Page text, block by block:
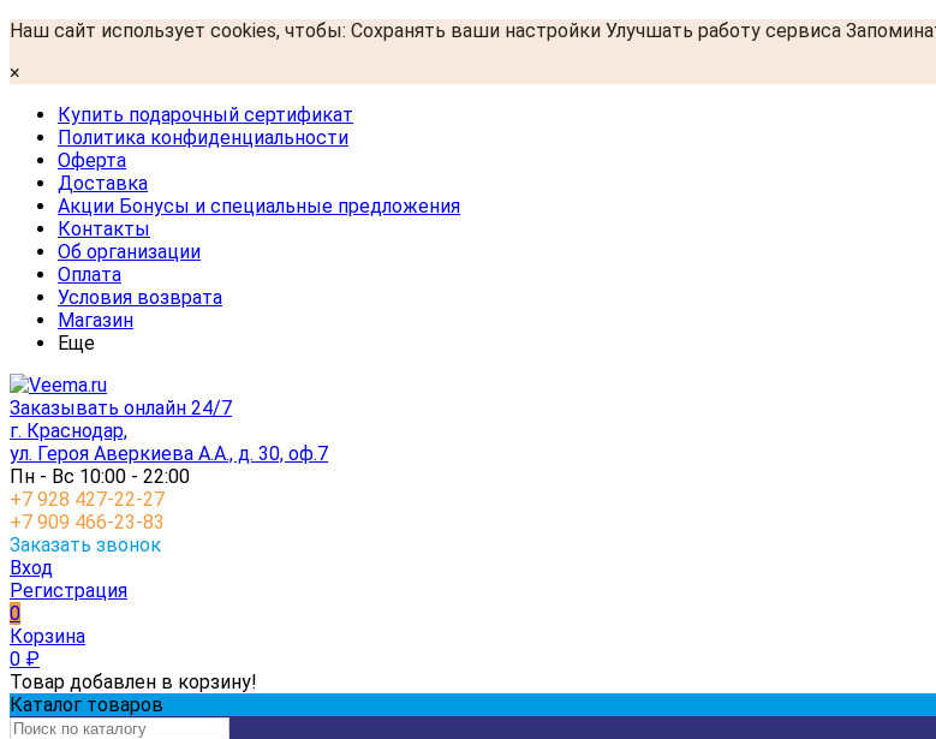
Наш сайт использует cookies, чтобы: Сохранять ваши настройки Улучшать работу сервиса
×
Купить подарочный сертификат
Политика конфиденциальности
Оферта
Доставка
Акции Бонусы и специальные предложения
Контакты
Об организации
Оплата
Условия возврата
Магазин
Еще
Заказывать онлайн 24/7
г. Краснодар,
ул. Героя Аверкиева А.А., д. 30, оф.7
Пн - Вс 10:00 - 22:00
+7 928 427-22-27
+7 909 466-23-83
Заказать звонок
Вход
Регистрация
0
Корзина
0 ₽
Товар добавлен в корзину!
Каталог товаров